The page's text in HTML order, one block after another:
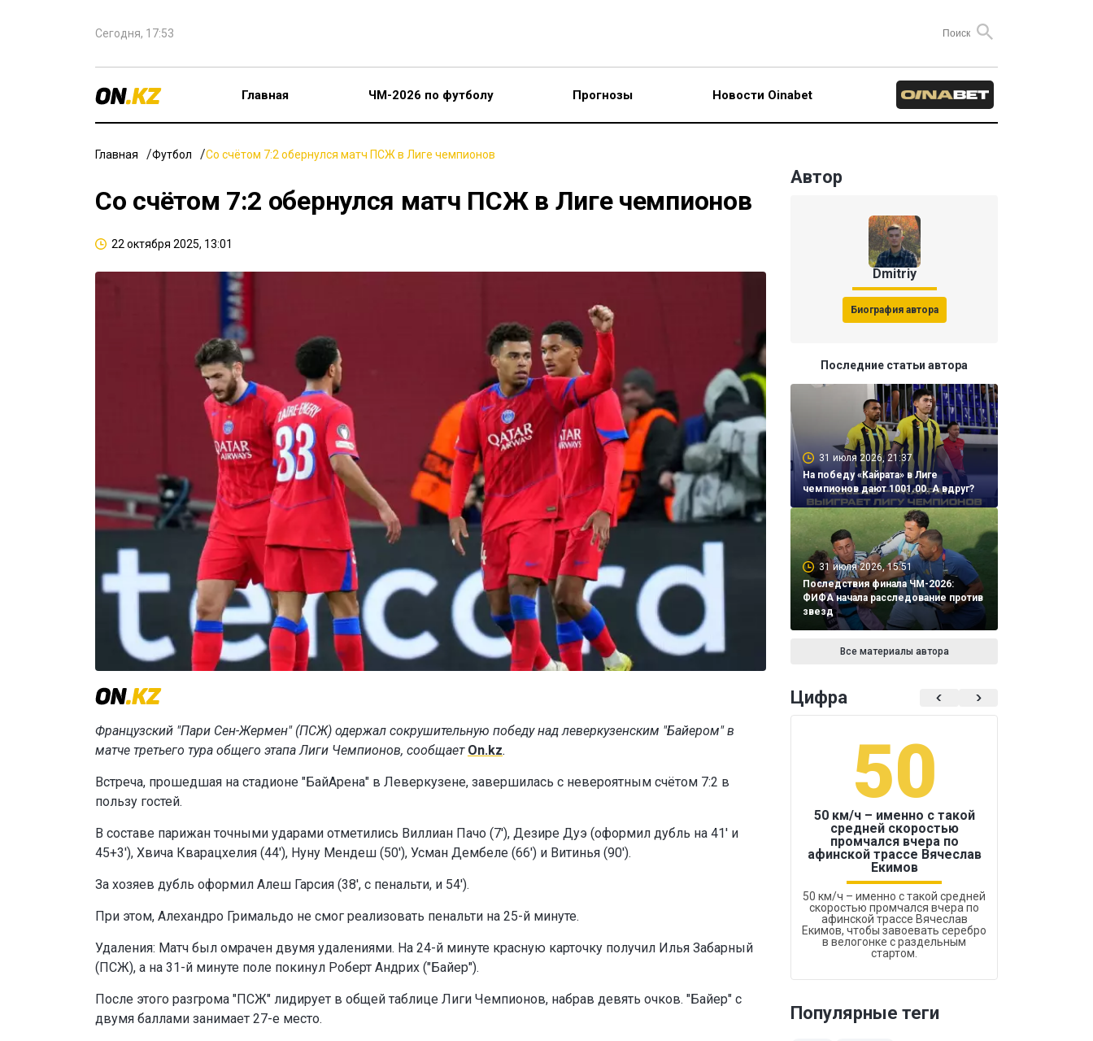
Сегодня, 17:53
Главная ЧМ-2026 по футболу Прогнозы Новости Oinabet
Главная Футбол Со счётом 7:2 обернулся матч ПСЖ в Лиге чемпионов
Со счётом 7:2 обернулся матч ПСЖ в Лиге чемпионов
22 октября 2025, 13:01
Французский "Пари Сен-Жермен" (ПСЖ) одержал сокрушительную победу над леверкузенским "Байером" в
матче третьего тура общего этапа Лиги Чемпионов, сообщает On.kz.
Встреча, прошедшая на стадионе "БайАрена" в Леверкузене, завершилась с невероятным счётом 7:2 в
пользу гостей.
В составе парижан точными ударами отметились Виллиан Пачо (7'), Дезире Дуэ (оформил дубль на 41' и
45+3'), Хвича Кварацхелия (44'), Нуну Мендеш (50'), Усман Дембеле (66') и Витинья (90').
За хозяев дубль оформил Алеш Гарсия (38', с пенальти, и 54').
При этом, Алехандро Гримальдо не смог реализовать пенальти на 25-й минуте.
Удаления: Матч был омрачен двумя удалениями. На 24-й минуте красную карточку получил Илья Забарный
(ПСЖ), а на 31-й минуте поле покинул Роберт Андрих ("Байер").
После этого разгрома "ПСЖ" лидирует в общей таблице Лиги Чемпионов, набрав девять очков. "Байер" с
двумя баллами занимает 27-е место.
Автор
Dmitriy
Биография автора
Последние статьи автора
31 июля 2026, 21:37
На победу «Кайрата» в Лиге
чемпионов дают 1001.00. А вдруг?
31 июля 2026, 15:51
Последствия финала ЧМ-2026:
ФИФА начала расследование против
звезд
Все материалы автора
Цифра
50
50 км/ч – именно с такой
средней скоростью
промчался вчера по
афинской трассе Вячеслав
Екимов
50 км/ч – именно с такой средней
скоростью промчался вчера по
афинской трассе Вячеслав
Екимов, чтобы завоевать серебро
в велогонке с раздельным
стартом.
Популярные теги